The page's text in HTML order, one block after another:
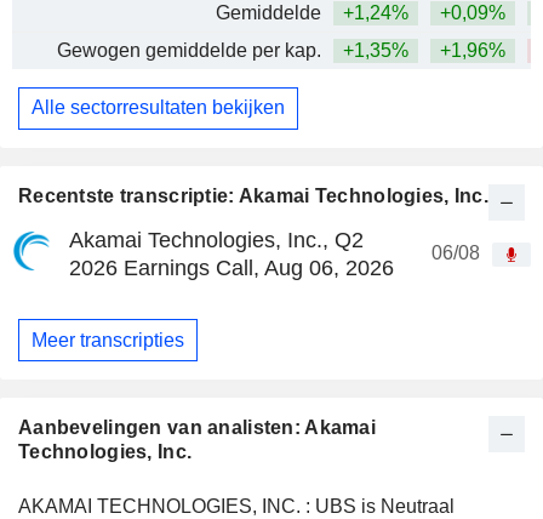
Recentste transcriptie: Akamai Technologies, Inc.
Akamai Technologies, Inc., Q2
2026 Earnings Call, Aug 06, 2026
06/08
Meer transcripties
Aanbevelingen van analisten: Akamai
Technologies, Inc.
AKAMAI TECHNOLOGIES, INC. : UBS is Neutraal
Gemiddelde
+1,24% +0,09%
Gewogen gemiddelde per kap.
+1,35% +1,96%
Alle sectorresultaten bekijken